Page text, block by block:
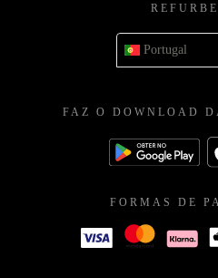
Portugal
FAZ O DOWNLOAD
FORMAS DE